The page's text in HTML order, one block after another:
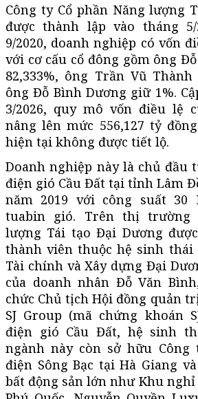
Công ty Cổ phần Năng lượng
được thành lập vào tháng 5/
9/2020, doanh nghiệp có vốn
với cơ cấu cổ đông gồm ông
82,333%, ông Trần Vũ Thành
ông Đỗ Bình Dương giữ 1%.
3/2026, quy mô vốn điều lệ
nâng lên mức 556,127 tỷ
hiện tại không được tiết lộ.
Doanh nghiệp này là chủ đầu
điện gió Cầu Đất tại tỉnh Lâm
năm 2019 với công suất 30
tuabin gió. Trên thị trường
lượng Tái tạo Đại Dương
thành viên thuộc hệ sinh thái
Tài chính và Xây dựng Đại
của doanh nhân Đỗ Văn
chức Chủ tịch Hội đồng quản
SJ Group (mã chứng khoán
điện gió Cầu Đất, hệ sinh
ngành này còn sở hữu Công
điện Sông Bạc tại Hà Giang
bất động sản lớn như Khu